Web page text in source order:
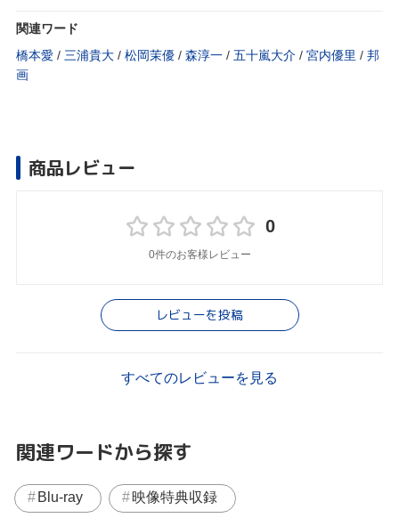
関連ワード
橋本愛 / 三浦貴大 / 松岡茉優 / 森淳一 / 五十嵐大介 / 宮内優里 / 邦
画
商品レビュー
0
0件のお客様レビュー
レビューを投稿
すべてのレビューを見る
関連ワードから探す
Blu-ray 映像特典収録